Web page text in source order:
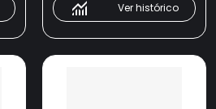
Ver histórico